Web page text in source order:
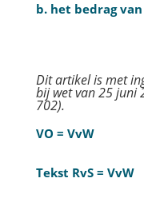
b. het bedrag
Dit artikel is met
bij wet van 25 juni
702).
VO = VvW
Tekst RvS = VvW